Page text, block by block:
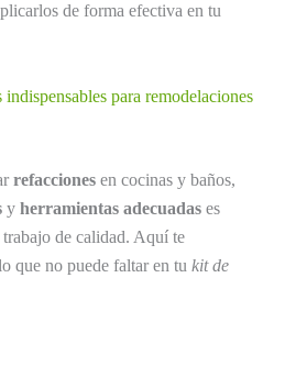
de forma efectiva en tu
para remodelaciones
refacciones en cocinas y baños,
y herramientas adecuadas es
de calidad. Aquí te
que no puede faltar en tu kit de